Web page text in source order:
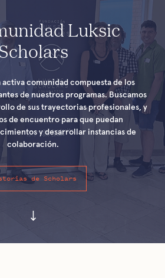
Luksic
activa comunidad compuesta de los
de nuestros programas. Buscamos
de sus trayectorias profesionales, y
de encuentro para que puedan
y desarrollar instancias de
colaboración.
de Scholars